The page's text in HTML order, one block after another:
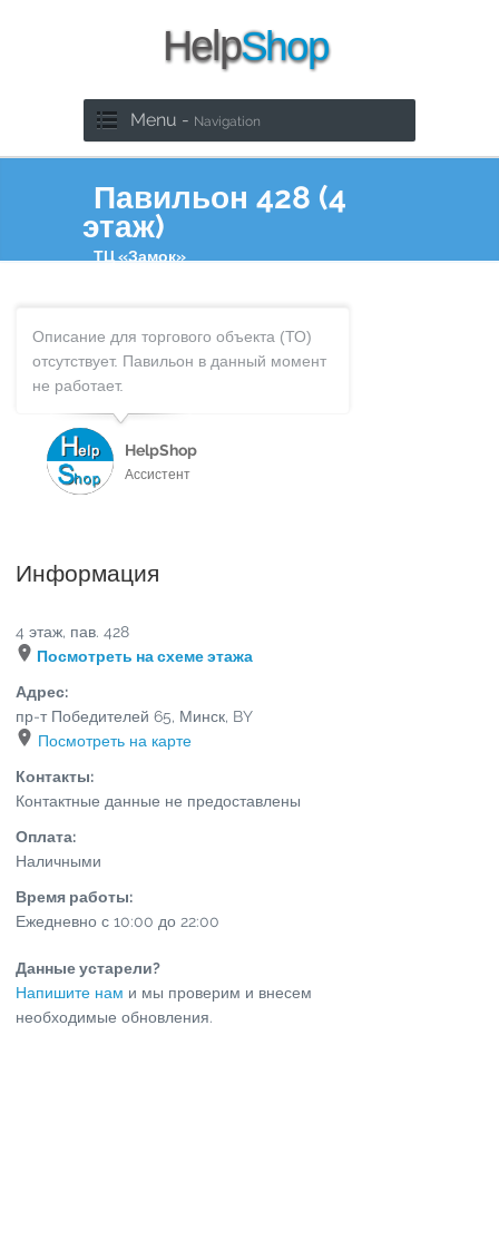
Menu - Navigation
Павильон 428 (4
этаж)
ТЦ «Замок»
Описание для торгового объекта (ТО)
отсутствует. Павильон в данный момент
не работает.
HelpShop
Ассистент
Информация
4 этаж, пав. 428
Посмотреть на схеме этажа
Адрес:
пр-т Победителей 65, Минск, BY
Посмотреть на карте
Контакты:
Контактные данные не предоставлены
Оплата:
Наличными
Время работы:
Ежедневно с 10:00 до 22:00
Данные устарели?
Напишите нам и мы проверим и внесем
необходимые обновления.